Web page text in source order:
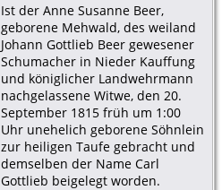
Ist der Anne Susanne Beer,
geborene Mehwald, des weiland
Johann Gottlieb Beer gewesener
Schumacher in Nieder Kauffung
und königlicher Landwehrmann
nachgelassene Witwe, den 20.
September 1815 früh um 1:00
Uhr unehelich geborene Söhnlein
zur heiligen Taufe gebracht und
demselben der Name Carl
Gottlieb beigelegt worden.